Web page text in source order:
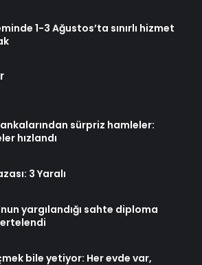
1-3 Ağustos’ta sınırlı hizmet
sürpriz hamleler:
hızlandı
3 Yaralı
yargılandığı sahte diploma
ertelendi
bile yetiyor: Her evde var,